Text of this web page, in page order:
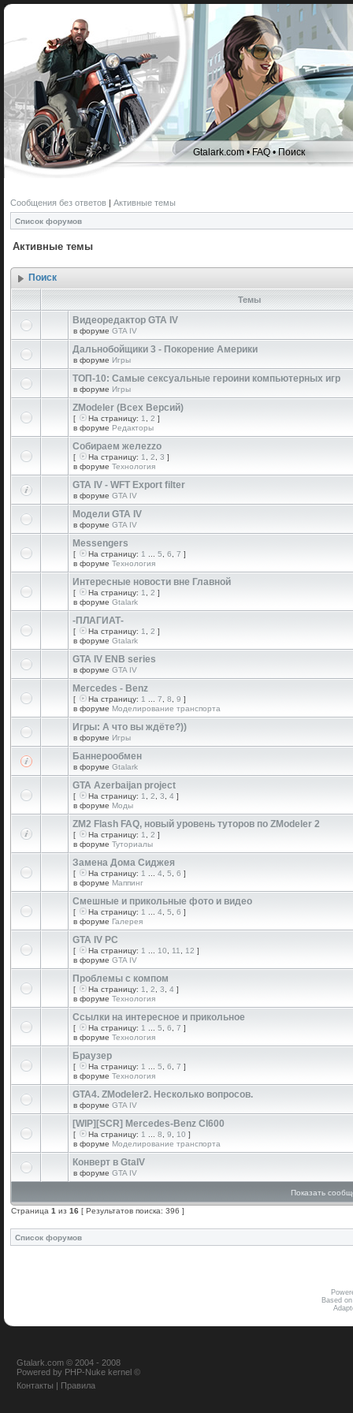
Gtalark.com •FAQ•Поиск
Сообщения без ответов | Активные темы
Список форумов
Активные темы
Поиск
Темы
Видеоредактор GTA IV
в форуме GTA IV
Дальнобойщики 3 - Покорение Америки
в форуме Игры
ТОП-10: Самые сексуальные героини компьютерных игр
в форуме Игры
ZModeler (Всех Версий)
[ На страницу: 1 2 ]
в форуме Редакторы
Собираем желеzzо
[ На страницу: 1 2 3 ]
в форуме Технология
GTA IV - WFT Export filter
в форуме GTA IV
Модели GTA IV
в форуме GTA IV
Messengers
[ На страницу: 1 5 6 7 ]
в форуме Технология
Интересные новости вне Главной
[ На страницу: 1 2 ]
в форуме Gtalark
-ПЛАГИАТ-
[ На страницу: 1 2 ]
в форуме Gtalark
GTA IV ENB series
в форуме GTA IV
Mercedes - Benz
[ На страницу: 1 7 8 9 ]
в форуме Моделирование транспорта
Игры: А что вы ждёте?))
в форуме Игры
Баннерообмен
в форуме Gtalark
GTA Azerbaijan project
[ На страницу: 1 2 3 4 ]
в форуме Моды
ZM2 Flash FAQ, новый уровень туторов по ZModeler 2
[ На страницу: 1 2 ]
в форуме Туториалы
Замена Дома Сиджея
[ На страницу: 1 4 5 6 ]
в форуме Маппинг
Смешные и прикольные фото и видео
[ На страницу: 1 4 5 6 ]
в форуме Галерея
GTA IV PC
[ На страницу: 1 10 11 12 ]
в форуме GTA IV
Проблемы с компом
[ На страницу: 1 2 3 4 ]
в форуме Технология
Ссылки на интересное и прикольное
[ На страницу: 1 5 6 7 ]
в форуме Технология
Браузер
[ На страницу: 1 5 6 7 ]
в форуме Технология
GTA4. ZModeler2. Несколько вопросов.
в форуме GTA IV
[WIP][SCR] Mercedes-Benz Cl600
[ На страницу: 1 8 9 10 ]
в форуме Моделирование транспорта
Конверт в GtaIV
в форуме GTA IV
Показать
Страница 1 из 16 [ Результатов поиска: 396 ]
Список форумов
Based
Gtalark.com © 2004 - 2008
Powered by PHP-Nuke kernel ©
Контакты | Правила